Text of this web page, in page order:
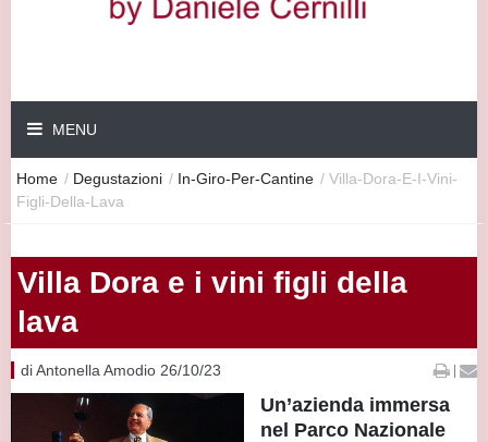
MENU
Home / Degustazioni / In-Giro-Per-Cantine / Villa-Dora-E-I-Vini-
Figli-Della-Lava
Villa Dora e i vini figli della
lava
di Antonella Amodio 26/10/23 |
Un’azienda immersa
nel Parco Nazionale